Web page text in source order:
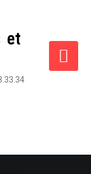
et